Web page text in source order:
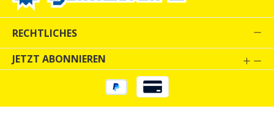
RECHTLICHES
JETZT ABONNIEREN